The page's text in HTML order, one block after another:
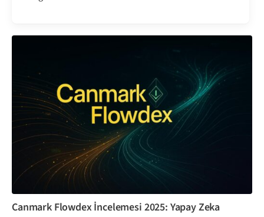
Canmark Flowdex İncelemesi 2025: Yapay Zeka